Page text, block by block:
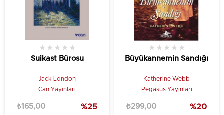
Suikast Bürosu
★ ★ ★ ★ ★
Jack London
Can Yayınları
₺165,00 %25
Büyükannemin Sandığı
★ ★ ★ ★ ★
Katherine Webb
Pegasus Yayınları
₺299,00 %20